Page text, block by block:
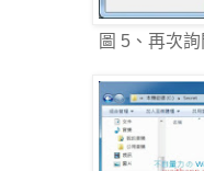
圖 5、再次